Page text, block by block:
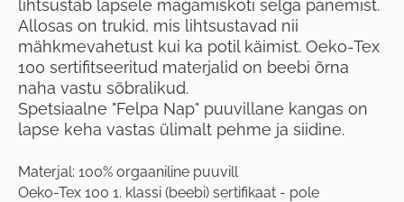
lihtsustab lapsele magamiskoti selga panemist.
Allosas on trukid, mis lihtsustavad nii
mähkmevahetust kui ka potil käimist. Oeko-Tex
100 sertifitseeritud materjalid on beebi õrna
naha vastu sõbralikud.
Spetsiaalne "Felpa Nap" puuvillane kangas on
lapse keha vastas ülimalt pehme ja siidine.
Materjal: 100% orgaaniline puuvill
Oeko-Tex 100 1. klassi (beebi) sertifikaat - pole